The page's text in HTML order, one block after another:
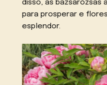
disso, as bazsarózsas
para prosperar e
esplendor.